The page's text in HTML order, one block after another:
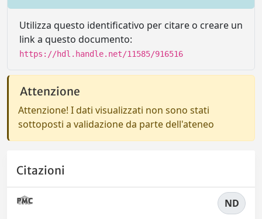
Utilizza questo identificativo per citare o creare un
link a questo documento:
https://hdl.handle.net/11585/916516
Attenzione
Attenzione! I dati visualizzati non sono stati
sottoposti a validazione da parte dell'ateneo
Citazioni
ND